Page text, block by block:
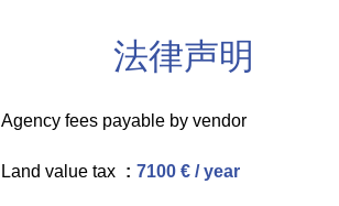
法律声明
Agency fees payable by vendor
Land value tax 7100 € / year